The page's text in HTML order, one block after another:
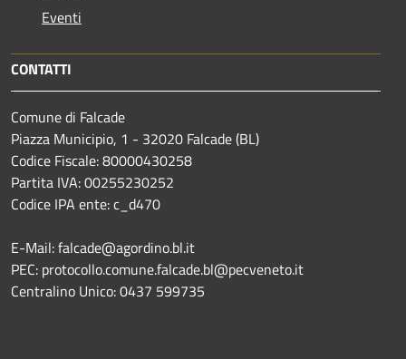
Eventi
CONTATTI
Comune di Falcade
Piazza Municipio, 1 - 32020 Falcade (BL)
Codice Fiscale: 80000430258
Partita IVA: 00255230252
Codice IPA ente: c_d470
E-Mail: falcade@agordino.bl.it
PEC: protocollo.comune.falcade.bl@pecveneto.it
Centralino Unico: 0437 599735